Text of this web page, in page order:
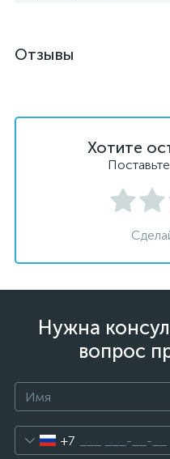
Отзывы
Хотите
Нужна
вопрос
+7